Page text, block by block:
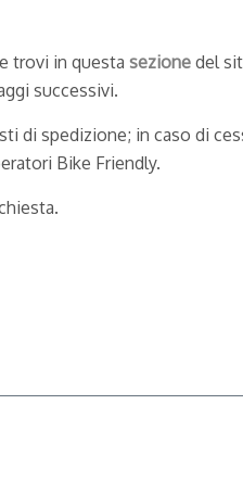
trovi in questa sezione del
successivi.
di spedizione; in caso di
Bike Friendly.